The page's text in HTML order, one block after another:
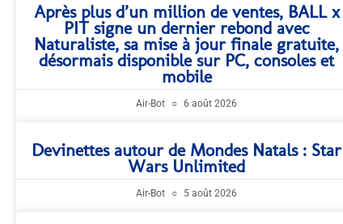
Après plus d’un million de ventes, BALL x
PIT signe un dernier rebond avec
Naturaliste, sa mise à jour finale gratuite,
désormais disponible sur PC, consoles et
mobile
Air-Bot 6 août 2026
Devinettes autour de Mondes Natals : Star
Wars Unlimited
Air-Bot 5 août 2026